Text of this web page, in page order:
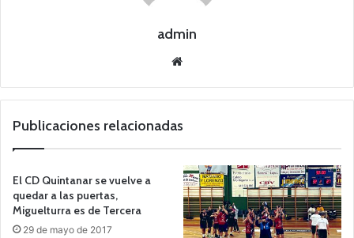
admin
we
Publicaciones relacionadas
El CD Quintanar se vuelve a
quedar a las puertas,
Miguelturra es de Tercera
29 de mayo de 2017